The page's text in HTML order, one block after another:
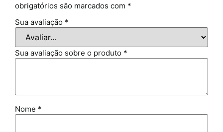
obrigatórios são marcados com *
Sua avaliação *
Sua avaliação sobre o produto *
Nome *